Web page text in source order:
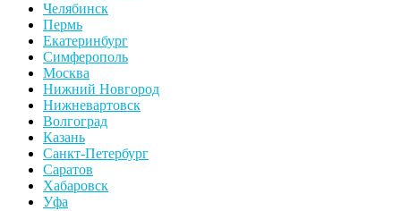
Челябинск
Пермь
Екатеринбург
Симферополь
Москва
Нижний Новгород
Нижневартовск
Волгоград
Казань
Санкт-Петербург
Саратов
Хабаровск
Уфа